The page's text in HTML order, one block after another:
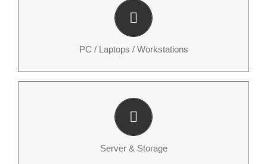
PC / Laptops / Workstations
Prozessorientiert – mit der richtigen Hardware laufen
Ihre Prozesse flüssig
Server & Storage
Verfügbarkeit von Daten – jederzeit und sicher